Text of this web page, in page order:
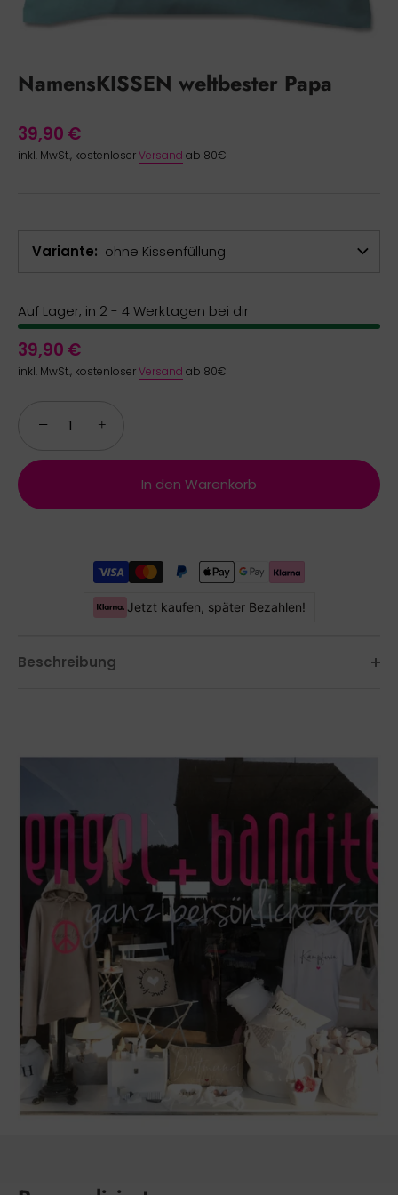
NamensKISSEN weltbester Papa
39,90 €
inkl. MwSt., kostenloserVersand ab 80€
Variante ohne Kissenfüllung
Auf Lager, in 2 - 4 Werktagen bei dir
39,90 €
inkl. MwSt., kostenloserVersand ab 80€
− +
In den Warenkorb
Jetzt kaufen, später Bezahlen!
Beschreibung